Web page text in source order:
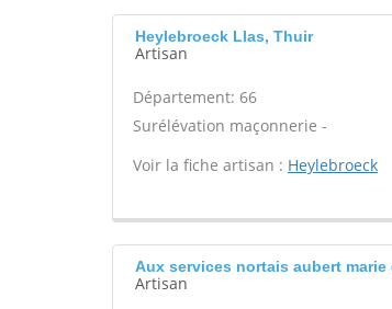
Heylebroeck Llas, Thuir
Artisan
Département: 66
Surélévation maçonnerie -
Voir la fiche artisan : Heylebroeck
Aux services nortais aubert
Artisan